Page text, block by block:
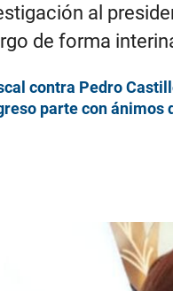
al
de forma
contra Pedro
parte con